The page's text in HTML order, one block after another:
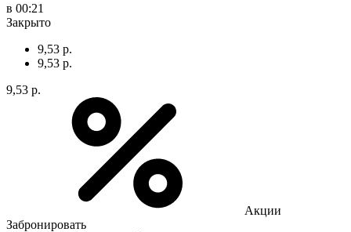
в 00:21
Закрыто
9,53 р.
9,53 р.
9,53 р.
Акции
Забронировать